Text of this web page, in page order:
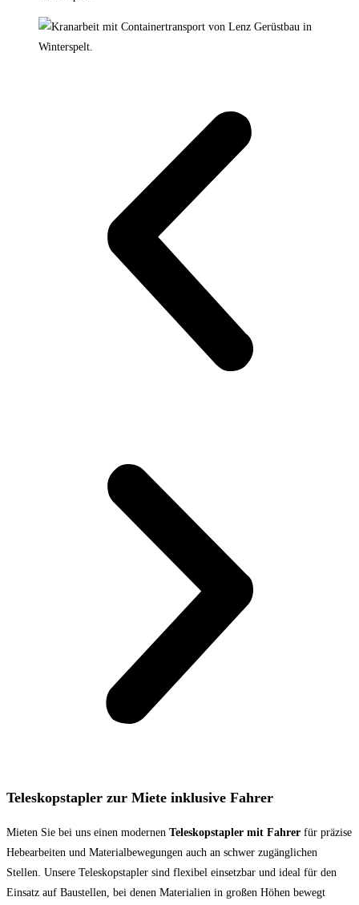
Teleskopstapler zur Miete inklusive Fahrer
Mieten Sie bei uns einen modernen Teleskopstapler mit Fahrer für präzise
Hebearbeiten und Materialbewegungen auch an schwer zugänglichen
Stellen. Unsere Teleskopstapler sind flexibel einsetzbar und ideal für den
Einsatz auf Baustellen, bei denen Materialien in großen Höhen bewegt